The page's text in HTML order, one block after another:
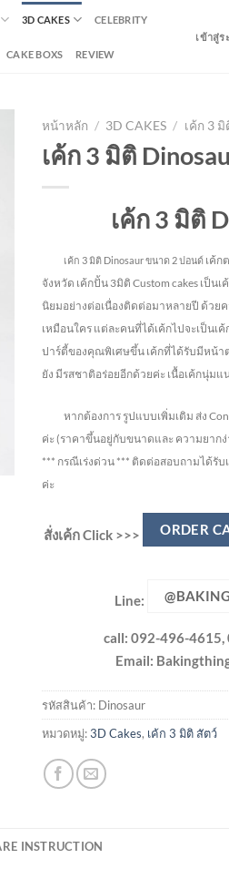
3D CAKES CELEBRITY
CAKE BOXS REVIEW
เข้าสู่ร
หน้าหลัก / 3D CAKES / เค้ก 3
เค้ก 3 มิติ
เค้ก 3 มิติ
เค้ก 3 มิติ Dinosaurขนาด 2 ปอนด์ เค้ก
จังหวัด เค้กปั้น 3มิติ Custom cakes เป็น
นิยมอย่างต่อเนื่องติดต่อมาหลายปี ด้วย
เหมือนใคร แต่ละคนที่ได้เค้กไปจะเป็นเ
ปาร์ตี้ของคุณพิเศษขึ้น เค้กที่ได้รับมีหน้า
ยังมีรสชาติอร่อยอีกด้วยค่ะ เนื้อเค้กนุ่มแ
หากต้องการ รูปแบบเพิ่มเติม ส่ง
ค่ะ(ราคาขึ้นอยู่กับขนาดและ ความยาก
*** กรณีเร่งด่วน *** ติดต่อสอบถามได้รับ
ค่ะ
สั่งเค้ก Click >>> ORDER
Line:
call: 092-496-
Email:
รหัสสินค้า: Dinosaur
หมวดหมู่:3D Cakes, เค้ก 3 มิติ สัตว์
INSTRUCTION